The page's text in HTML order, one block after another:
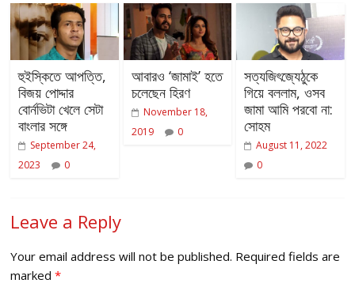
হুইস্কিতে আপত্তি,
বিজয় পোদ্দার
বোর্নভিটা খেলে সেটা
বাংলার সঙ্গে
September 24,
2023
0
আবারও ‘জামাই’ হতে
চলেছেন হিরণ
November 18,
2019
0
সত্যজিৎজ্যেঠুকে
গিয়ে বললাম, ওসব
জামা আমি পরবো না:
সোহম
August 11, 2022
0
Leave a Reply
Your email address will not be published. Required fields are
marked*